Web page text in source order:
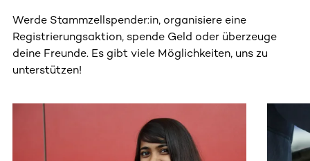
Werde Stammzellspender:in, organisiere eine
Registrierungsaktion, spende Geld oder überzeuge
deine Freunde. Es gibt viele Möglichkeiten, uns zu
unterstützen!
Dieser Bereich enthält horizontal scrollbare Inhalte.